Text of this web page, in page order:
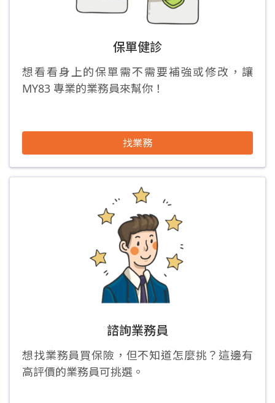
保單健診
想看看身上的保單需不需要補強或修改，讓
MY83 專業的業務員來幫你！
找業務
諮詢業務員
想找業務員買保險，但不知道怎麼挑？這邊有
高評價的業務員可挑選。